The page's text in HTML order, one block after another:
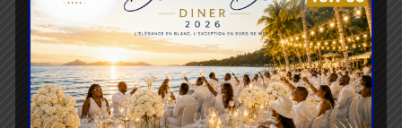
TOGO/BAS-MONO : 48H POUR OBTENIR SA CARTE
NATIONALE D’IDENTITÉ
LAISSER UN COMMENTAIRE